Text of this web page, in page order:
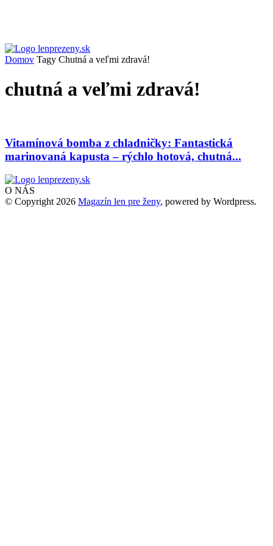
Domov Tagy Chutná a veľmi zdravá!
chutná a veľmi zdravá!
Vitamínová bomba z chladničky: Fantastická
marinovaná kapusta – rýchlo hotová, chutná...
O NÁS
© Copyright 2026 Magazín len pre ženy, powered by Wordpress.